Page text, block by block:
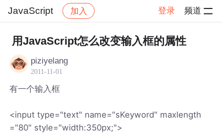
JavaScript 加入 登录 频道
社区 JavaScript 帖子详情
用JavaScript怎么改变输入框的属性
piziyelang
2011-11-01
有一个输入框
<input type="text" name="sKeyword" maxlength
="80" style="width:350px;">